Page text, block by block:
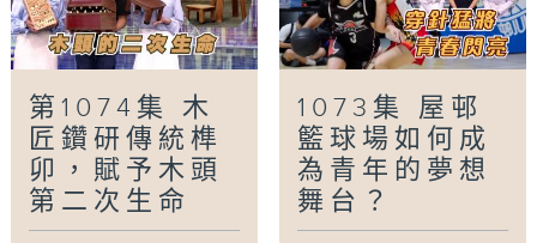
第1074集 木
匠鑽研傳統榫
卯，賦予木頭
第二次生命
1073集 屋邨
籃球場如何成
為青年的夢想
舞台？